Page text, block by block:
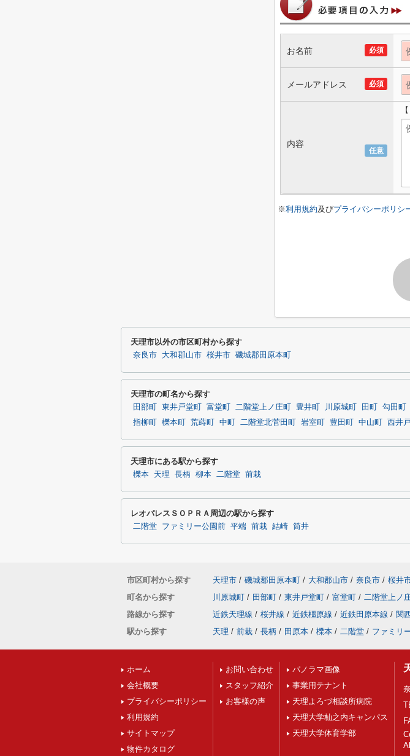
必須
お名前
必須
メールアドレス
任意
内容
※利用規約及びプライバシーポリシ
天理市以外の市区町村から探す
奈良市 大和郡山市 桜井市 磯城郡田原本町
天理市の町名から探す
田部町 東井戸堂町 富堂町 二階堂上ノ庄町 豊井町 川原城町 田町 勾田町
指柳町
櫟本町 荒蒔町 中町 二階堂北菅田町 岩室町 豊田町 中山町 西井
天理市にある駅から探す
櫟本 天理 長柄 柳本 二階堂 前栽
レオパレスＳＯＰＲＡ周辺の駅から探す
二階堂 ファミリー公園前 平端 前栽 結崎 筒井
市区町村から探す 天理市 / 磯城郡田原本町 / 大和郡山市 / 奈良市 / 桜井
町名から探す
川原城町 / 田部町 / 東井戸堂町 / 富堂町 / 二階堂上ノ
路線から探す
近鉄天理線 / 桜井線 / 近鉄橿原線 / 近鉄田原本線 / 関
駅から探す
天理 / 前栽 / 長柄 / 田原本 / 櫟本 / 二階堂 / ファミリ
ホーム
会社概要
プライバシーポリシー
利用規約
サイトマップ
物件カタログ
お問い合わせ
スタッフ紹介
お客様の声
パノラマ画像
事業用テナント
天理よろづ相談所病院
天理大学杣之内キャンパス
天理大学体育学部